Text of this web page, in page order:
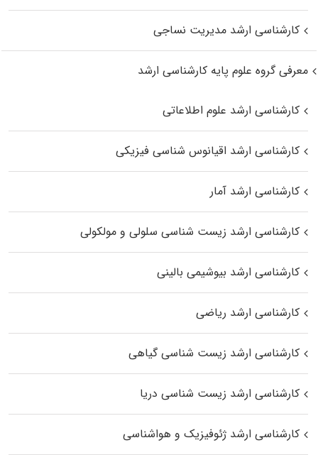
کارشناسی ارشد مدیریت نساجی
معرفی گروه علوم پایه کارشناسی ارشد
کارشناسی ارشد علوم اطلاعاتی
کارشناسی ارشد اقیانوس‌ شناسی فیزیکی
کارشناسی ارشد آمار
کارشناسی ارشد زیست شناسی سلولی و مولکولی
کارشناسی ارشد بیوشیمی بالینی
کارشناسی ارشد ریاضی
کارشناسی ارشد زیست‌ شناسی گیاهی
کارشناسی ارشد زیست‌ شناسی دریا
کارشناسی ارشد ژئوفیزیک و هواشناسی